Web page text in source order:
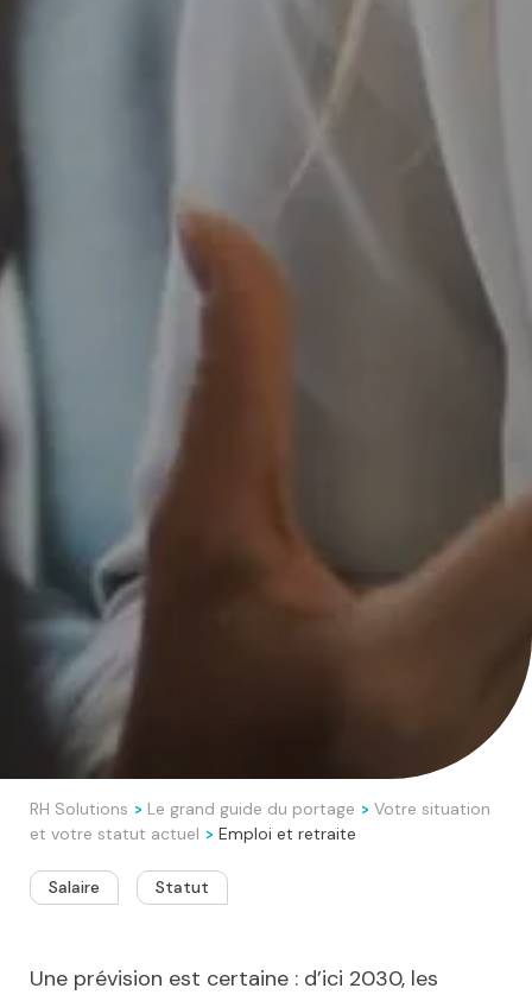
RH Solutions > Le grand guide du portage > Votre situation
et votre statut actuel > Emploi et retraite
Salaire Statut
Une prévision est certaine : d’ici 2030, les